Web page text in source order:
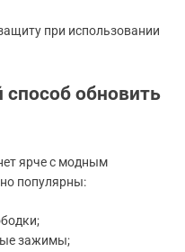
при использовании
обновить
ярче с модным
популярны:
зажимы;